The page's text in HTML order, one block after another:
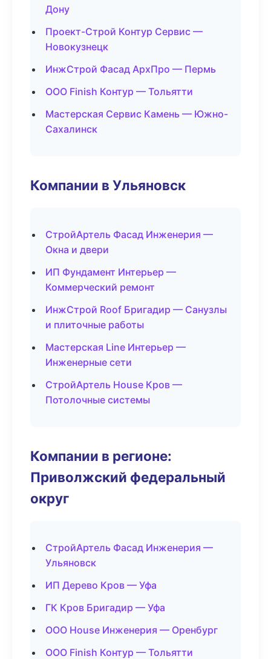
Дону
Проект-Строй Контур Сервис —
Новокузнецк
ИнжСтрой Фасад АрхПро — Пермь
ООО Finish Контур — Тольятти
Мастерская Сервис Камень — Южно-
Сахалинск
Компании в Ульяновск
СтройАртель Фасад Инженерия —
Окна и двери
ИП Фундамент Интерьер —
Коммерческий ремонт
ИнжСтрой Roof Бригадир — Санузлы
и плиточные работы
Мастерская Line Интерьер —
Инженерные сети
СтройАртель House Кров —
Потолочные системы
Компании в регионе:
Приволжский федеральный
округ
СтройАртель Фасад Инженерия —
Ульяновск
ИП Дерево Кров — Уфа
ГК Кров Бригадир — Уфа
ООО House Инженерия — Оренбург
ООО Finish Контур — Тольятти